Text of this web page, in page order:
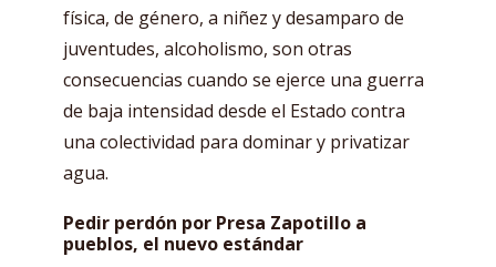
física, de género, a niñez y desamparo de
juventudes, alcoholismo, son otras
consecuencias cuando se ejerce una guerra
de baja intensidad desde el Estado contra
una colectividad para dominar y privatizar
agua.
Pedir perdón por Presa Zapotillo a
pueblos, el nuevo estándar